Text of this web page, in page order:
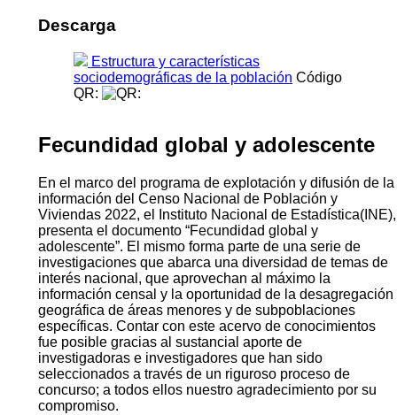
Descarga
Estructura y características
sociodemográficas de la población Código
QR:
Fecundidad global y adolescente
En el marco del programa de explotación y difusión de la
información del Censo Nacional de Población y
Viviendas 2022, el Instituto Nacional de Estadística(INE),
presenta el documento “Fecundidad global y
adolescente”. El mismo forma parte de una serie de
investigaciones que abarca una diversidad de temas de
interés nacional, que aprovechan al máximo la
información censal y la oportunidad de la desagregación
geográfica de áreas menores y de subpoblaciones
específicas. Contar con este acervo de conocimientos
fue posible gracias al sustancial aporte de
investigadoras e investigadores que han sido
seleccionados a través de un riguroso proceso de
concurso; a todos ellos nuestro agradecimiento por su
compromiso.